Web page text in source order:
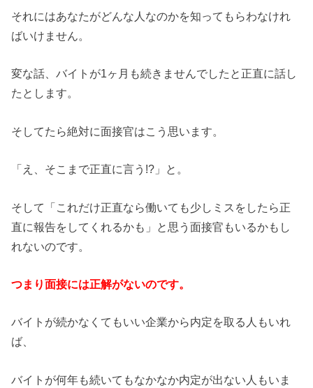
それにはあなたがどんな人なのかを知ってもらわなけれ
ばいけません。
変な話、バイトが1ヶ月も続きませんでしたと正直に話し
たとします。
そしてたら絶対に面接官はこう思います。
「え、そこまで正直に言う!?」と。
そして「これだけ正直なら働いても少しミスをしたら正
直に報告をしてくれるかも」と思う面接官もいるかもし
れないのです。
つまり面接には正解がないのです。
バイトが続かなくてもいい企業から内定を取る人もいれ
ば、
バイトが何年も続いてもなかなか内定が出ない人もいま